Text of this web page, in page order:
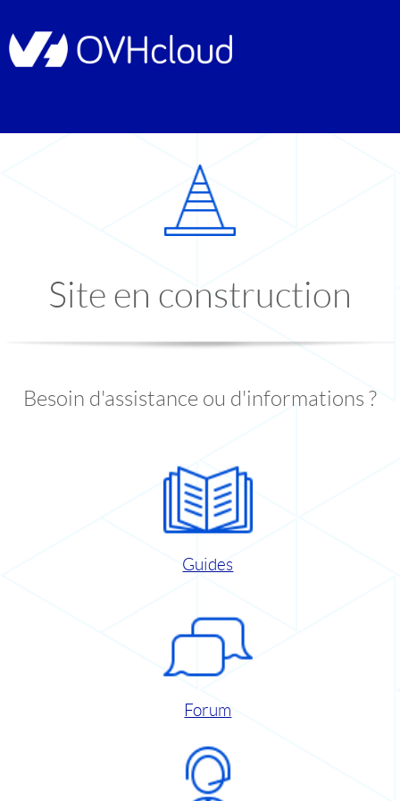
Site en construction
Besoin d'assistance ou d'informations ?
Guides
Forum